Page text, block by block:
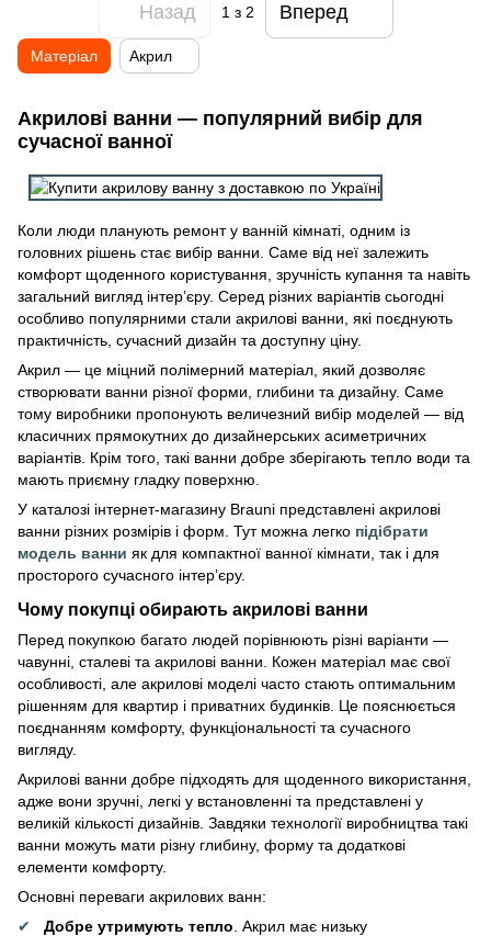
Назад 1з 2 Вперед
Акрилові ванни — популярний вибір для
сучасної ванної
Коли люди планують ремонт у ванній кімнаті, одним із
головних рішень стає вибір ванни. Саме від неї залежить
комфорт щоденного користування, зручність купання та навіть
загальний вигляд інтер’єру. Серед різних варіантів сьогодні
особливо популярними стали акрилові ванни, які поєднують
практичність, сучасний дизайн та доступну ціну.
Акрил — це міцний полімерний матеріал, який дозволяє
створювати ванни різної форми, глибини та дизайну. Саме
тому виробники пропонують величезний вибір моделей — від
класичних прямокутних до дизайнерських асиметричних
варіантів. Крім того, такі ванни добре зберігають тепло води та
мають приємну гладку поверхню.
У каталозі інтернет-магазину Brauni представлені акрилові
ванни різних розмірів і форм. Тут можна легко підібрати
модель ванни як для компактної ванної кімнати, так і для
просторого сучасного інтер’єру.
Чому покупці обирають акрилові ванни
Перед покупкою багато людей порівнюють різні варіанти —
чавунні, сталеві та акрилові ванни. Кожен матеріал має свої
особливості, але акрилові моделі часто стають оптимальним
рішенням для квартир і приватних будинків. Це пояснюється
поєднанням комфорту, функціональності та сучасного
вигляду.
Акрилові ванни добре підходять для щоденного використання,
адже вони зручні, легкі у встановленні та представлені у
великій кількості дизайнів. Завдяки технології виробництва такі
ванни можуть мати різну глибину, форму та додаткові
елементи комфорту.
Основні переваги акрилових ванн:
Добре утримують тепло . Акрил має низьку
Матеріал Акрил